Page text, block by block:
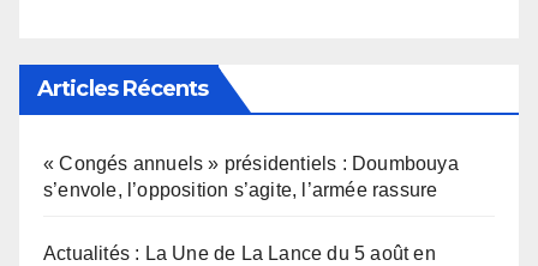
Articles Récents
« Congés annuels » présidentiels : Doumbouya
s’envole, l’opposition s’agite, l’armée rassure
Actualités : La Une de La Lance du 5 août en